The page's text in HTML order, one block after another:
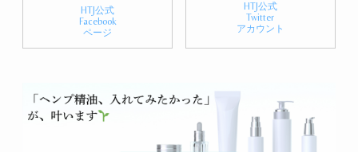
HTJ公式
Facebook
ページ
HTJ公式
Twitter
アカウント